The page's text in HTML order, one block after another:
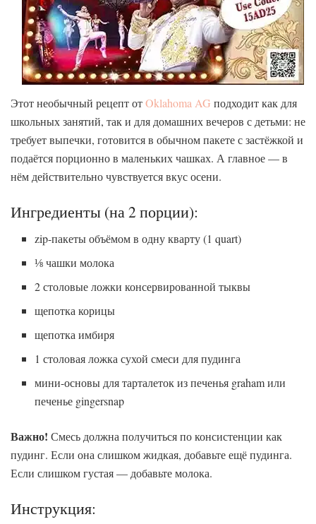
Этот необычный рецепт отOklahoma AG подходит как для
школьных занятий, так и для домашних вечеров с детьми: не
требует выпечки, готовится в обычном пакете с застёжкой и
подаётся порционно в маленьких чашках. А главное — в
нём действительно чувствуется вкус осени.
Ингредиенты (на 2 порции):
zip-пакеты объёмом в одну кварту (1 quart)
⅛ чашки молока
2 столовые ложки консервированной тыквы
щепотка корицы
щепотка имбиря
1 столовая ложка сухой смеси для пудинга
мини-основы для тарталеток из печенья graham или
печенье gingersnap
Важно! Смесь должна получиться по консистенции как
пудинг. Если она слишком жидкая, добавьте ещё пудинга.
Если слишком густая — добавьте молока.
Инструкция: